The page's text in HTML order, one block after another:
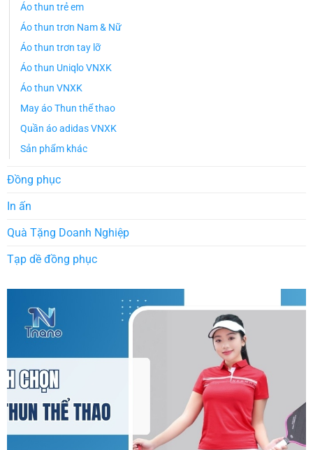
Áo thun trẻ em
Áo thun trơn Nam & Nữ
Áo thun trơn tay lỡ
Áo thun Uniqlo VNXK
Áo thun VNXK
May áo Thun thể thao
Quần áo adidas VNXK
Sản phẩm khác
Đồng phục
In ấn
Quà Tặng Doanh Nghiệp
Tạp dề đồng phục